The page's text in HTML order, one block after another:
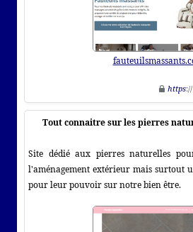
https
Tout connaitre sur les pierres
Site dédié aux pierres naturelles
l'aménagement extérieur mais surtout
pour leur pouvoir sur notre bien être.